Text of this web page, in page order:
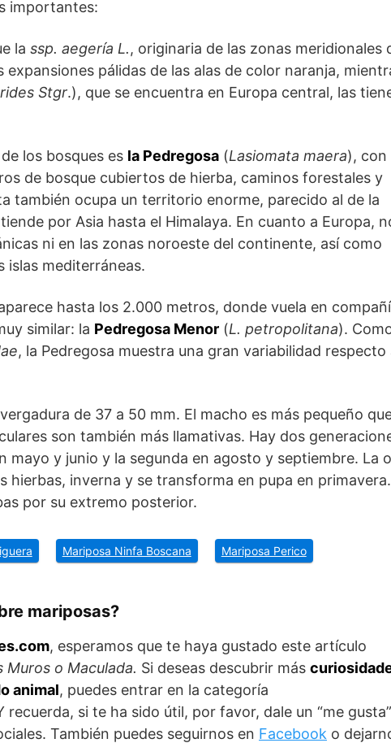
importantes:
la ssp. aegería L., originaria de las zonas meridionales
pálidas de las alas de color naranja,
Stgr.), que se encuentra en Europa central, las
los bosques es la Pedregosa (Lasiomata maera), con
de bosque cubiertos de hierba, caminos forestales y
también ocupa un territorio enorme, parecido al de la
por Asia hasta el Himalaya. En cuanto a Europa,
ni en las zonas noroeste del continente, así como
islas mediterráneas.
hasta los 2.000 metros, donde vuela en
similar: la Pedregosa Menor (L. petropolitana).
, la Pedregosa muestra una gran variabilidad respecto
de 37 a 50 mm. El macho es más pequeño
son también más llamativas. Hay dos
mayo y junio y la segunda en agosto y septiembre. La
hierbas, inverna y se transforma en pupa en
por su extremo posterior.
Mariposa Ninfa Boscana Mariposa Perico
mariposas?
, esperamos que te haya gustado este artículo
Muros o Maculada. Si deseas descubrir más
animal, puedes entrar en la categoría
recuerda, si te ha sido útil, por favor, dale un “me
También puedes seguirnos en Facebook o